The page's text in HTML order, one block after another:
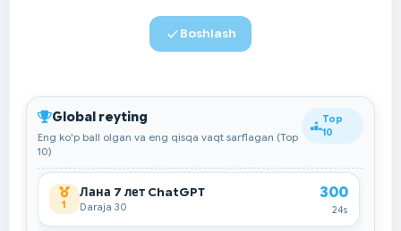
Boshlash
Global reyting
Eng ko'p ball olgan va eng qisqa vaqt sarflagan (Top
10)
Top
10
1
Лана 7 лет ChatGPT
Daraja 30
300
24s